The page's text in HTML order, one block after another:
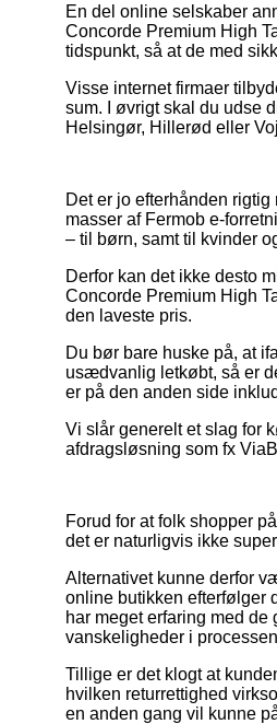
En del online selskaber
Concorde Premium High
tidspunkt, så at de med
Visse internet firmaer
sum. I øvrigt skal du udse
Helsingør, Hillerød eller
Det er jo efterhånden
masser af Fermob e-
– til børn, samt til kvinder
Derfor kan det ikke desto
Concorde Premium High
den laveste pris.
Du bør bare huske på, at
usædvanlig letkøbt, så er
er på den anden side
Vi slår generelt et slag for
afdragsløsning som fx
Forud for at folk shopper
det er naturligvis ikke
Alternativet kunne derfor
online butikken efterfølger
har meget erfaring med
vanskeligheder i
Tillige er det klogt at
hvilken returrettighed
en anden gang vil kunne